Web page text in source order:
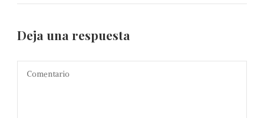
Deja una respuesta